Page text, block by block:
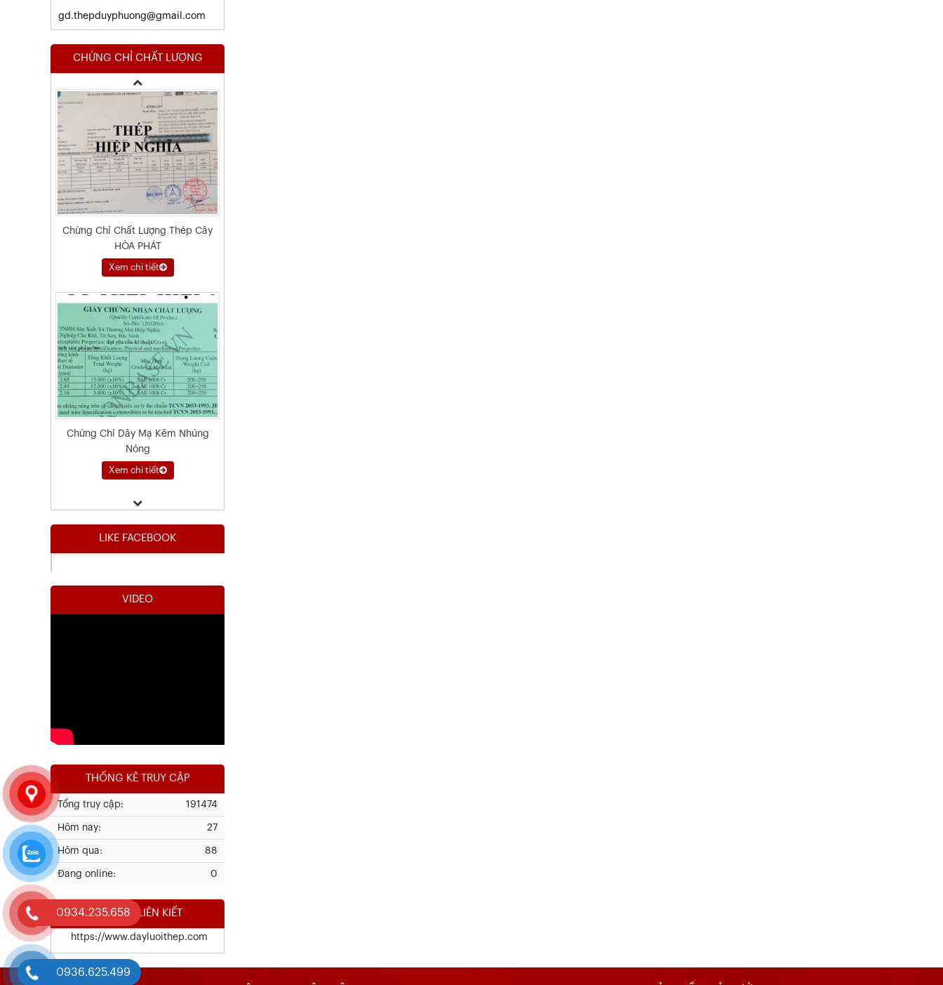
gd.thepduyphuong@gmail.com
CHỨNG CHỈ CHẤT LƯỢNG
Kết Quả Thử Nghiệm Lưới Tô Tường
Chứng Chỉ Chất Lượng Thép Cây
HÒA PHÁT
Xem chi tiết
Chứng Chỉ Dây Mạ Kẽm Nhúng
Nóng
Xem chi tiết
Kết Quả Thử Nghiệm Lưới Tô Tường
Xem chi tiết
LIKE FACEBOOK
VIDEO
THỐNG KÊ TRUY CẬP
191474
Tổng truy cập:
27
Hôm nay:
88
Hôm qua:
0
Đang online:
WEBSITE LIÊN KIẾT
https://www.dayluoithep.com
0934.235.658
0936.625.499